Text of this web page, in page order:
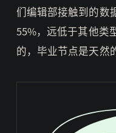
们编辑部接触到的数
55%，远低于其他类
的，毕业节点是天然